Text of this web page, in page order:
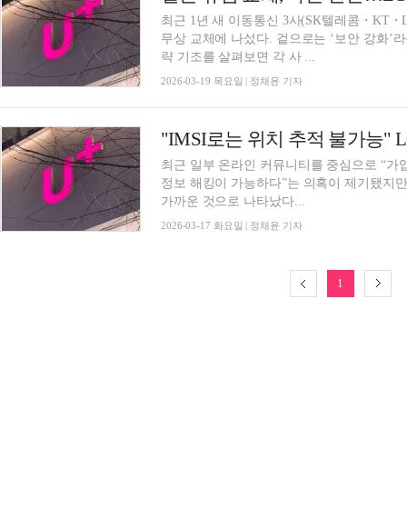
최근 1년 새 이동통신 3사(SK텔레콤・KT
무상 교체에 나섰다. 겉으로는 ‘보안 강화’
략 기조를 살펴보면 각 사 ...
2026-03-19 목요일 | 정채윤 기자
"IMSI로는 위치 추적 불가능"
최근 일부 온라인 커뮤니티를 중심으로 “
정보 해킹이 가능하다”는 의혹이 제기됐지
가까운 것으로 나타났다...
2026-03-17 화요일 | 정채윤 기자
1